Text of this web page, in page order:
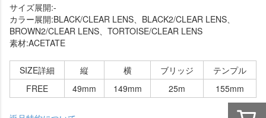
サイズ展開:-
カラー展開:BLACK/CLEAR LENS、BLACK2/CLEAR LENS、
BROWN2/CLEAR LENS、TORTOISE/CLEAR LENS
素材:ACETATE
SIZE詳細 縦 横 ブリッジ
テンプル
FREE
49mm 149mm 25m 155mm